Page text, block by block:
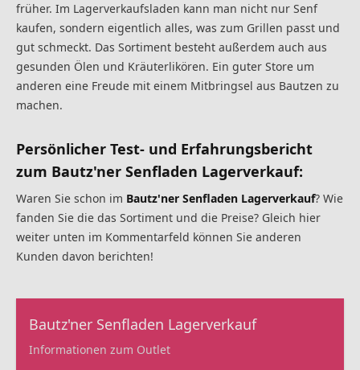
früher. Im Lagerverkaufsladen kann man nicht nur Senf
kaufen, sondern eigentlich alles, was zum Grillen passt und
gut schmeckt. Das Sortiment besteht außerdem auch aus
gesunden Ölen und Kräuterlikören. Ein guter Store um
anderen eine Freude mit einem Mitbringsel aus Bautzen zu
machen.
Persönlicher Test- und Erfahrungsbericht
zum Bautz'ner Senfladen Lagerverkauf:
Waren Sie schon im Bautz'ner Senfladen Lagerverkauf? Wie
fanden Sie die das Sortiment und die Preise? Gleich hier
weiter unten im Kommentarfeld können Sie anderen
Kunden davon berichten!
Bautz'ner Senfladen Lagerverkauf
Informationen zum Outlet